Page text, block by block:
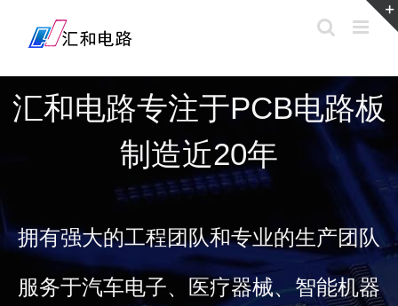
汇和电路专注于PCB电路板
制造近20年
拥有强大的工程团队和专业的生产团队
服务于汽车电子、医疗器械、智能机器